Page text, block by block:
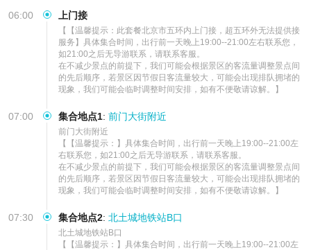
06:00 上门接
【【温馨提示：此套餐北京市五环内上门接，超五环外无法提供接
服务】具体集合时间，出行前一天晚上19:00--21:00左右联系您，
如21:00之后无导游联系，请联系客服。
在不减少景点的前提下，我们可能会根据景区的客流量调整景点间
的先后顺序，若景区因节假日客流量较大，可能会出现排队拥堵的
现象，我们可能会临时调整时间安排，如有不便敬请谅解。】
07:00 集合地点1: 前门大街附近
前门大街附近
【【温馨提示：】具体集合时间，出行前一天晚上19:00--21:00左
右联系您，如21:00之后无导游联系，请联系客服。
在不减少景点的前提下，我们可能会根据景区的客流量调整景点间
的先后顺序，若景区因节假日客流量较大，可能会出现排队拥堵的
现象，我们可能会临时调整时间安排，如有不便敬请谅解。】
07:30 集合地点2: 北土城地铁站B口
北土城地铁站B口
【【温馨提示：】具体集合时间，出行前一天晚上19:00--21:00左